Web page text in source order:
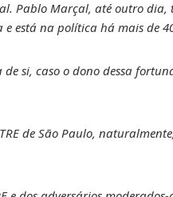
Pablo Marçal, até outro
está na política há mais de
si, caso o dono dessa
de São Paulo,